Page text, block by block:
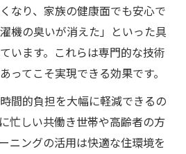
なり、家族の健康面でも安心で
機の臭いが消えた」といった具
います。これらは専門的な技術
ってこそ実現できる効果です。
間的負担を大幅に軽減できるの
忙しい共働き世帯や高齢者の方
ニングの活用は快適な住環境を